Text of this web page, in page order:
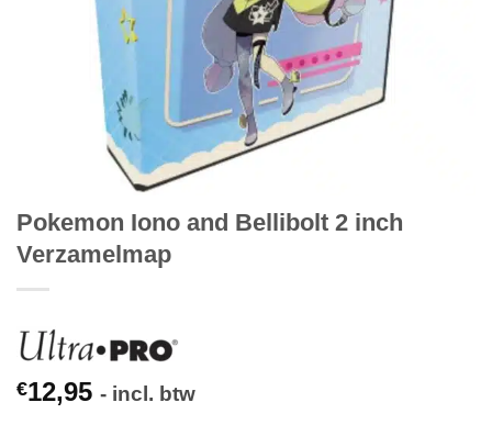
Pokemon Iono and Bellibolt 2 inch
Verzamelmap
€12,95 - incl. btw